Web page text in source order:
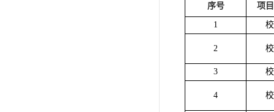
序号
项
1
2
3
4